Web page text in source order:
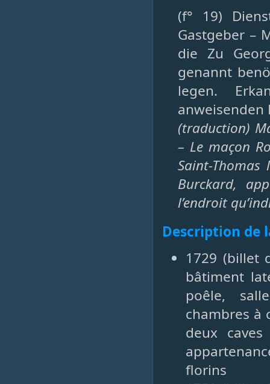
(f° 19)
Gastgeber –
die Zu
genannt
legen.
(traduction)
– Le maçon
Saint-Thomas
Burckard,
l’endroit
Description de
1729 (billet
bâtiment
poêle,
chambres à
deux
florins